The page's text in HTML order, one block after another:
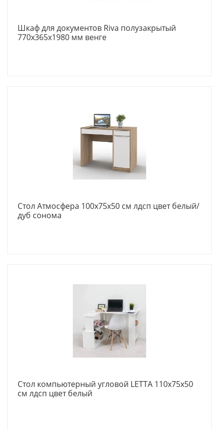
Шкаф для документов Riva полузакрытый
770х365х1980 мм венге
Стол Атмосфера 100x75x50 см лдсп цвет белый/
дуб сонома
Стол компьютерный угловой LETTA 110х75х50
см лдсп цвет белый